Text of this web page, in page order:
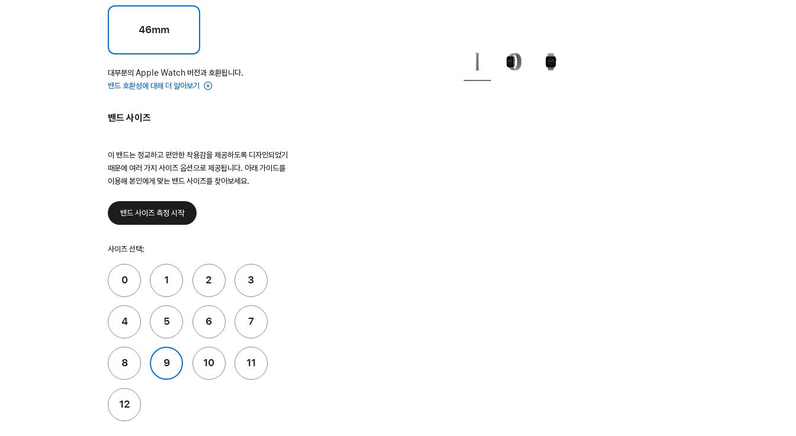
46mm
대부분의 Apple Watch 버전과 호환됩니다.
밴드 호환성에 대해 더 알아보기
밴드 사이즈
이 밴드는 정교하고 편안한 착용감을 제공하도록 디자인되었기
때문에 여러 가지 사이즈 옵션으로 제공됩니다. 아래 가이드를
이용해 본인에게 맞는 밴드 사이즈를 찾아보세요.
밴드 사이즈 측정 시작
사이즈 선택:
0 1 2 3
4 5 6 7
8 9 10 11
12